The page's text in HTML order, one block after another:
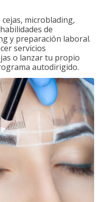
microblading,
de
y preparación laboral.
servicios
o lanzar tu propio
autodirigido.